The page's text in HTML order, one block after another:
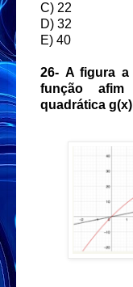
C) 22
D) 32
E) 40
26- A figura a
função
quadrática g(x)